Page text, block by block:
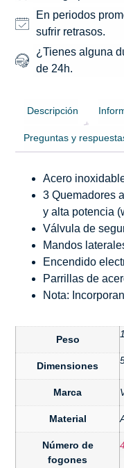
En periodos
sufrir retrasos.
¿Tienes alguna
de 24h.
Descripción
Preguntas y
Acero
3 Quemadores
y alta potencia
Válvula de
Mandos
Encendido
Parrillas de
Nota:
Peso
Dimensiones
Marca
Material
Número de
fogones